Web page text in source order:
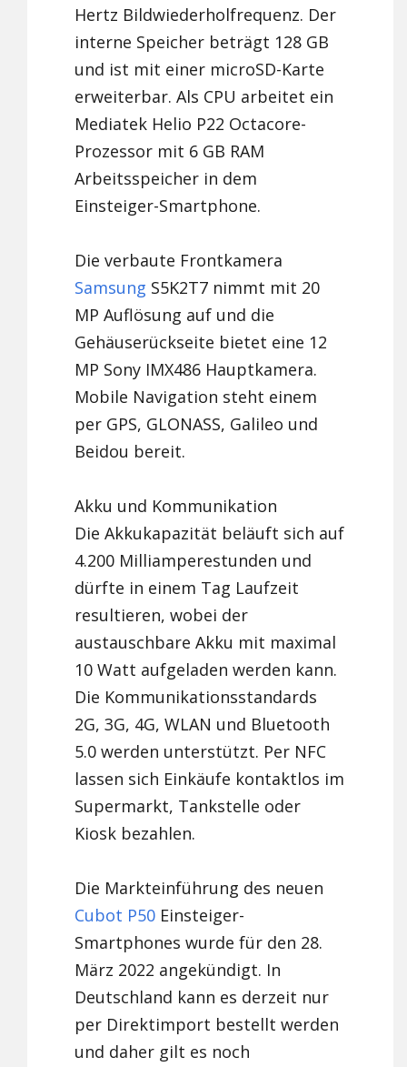
Hertz Bildwiederholfrequenz. Der
interne Speicher beträgt 128 GB
und ist mit einer microSD-Karte
erweiterbar. Als CPU arbeitet ein
Mediatek Helio P22 Octacore-
Prozessor mit 6 GB RAM
Arbeitsspeicher in dem
Einsteiger-Smartphone.
Die verbaute Frontkamera
Samsung S5K2T7 nimmt mit 20
MP Auflösung auf und die
Gehäuserückseite bietet eine 12
MP Sony IMX486 Hauptkamera.
Mobile Navigation steht einem
per GPS, GLONASS, Galileo und
Beidou bereit.
Akku und Kommunikation
Die Akkukapazität beläuft sich auf
4.200 Milliamperestunden und
dürfte in einem Tag Laufzeit
resultieren, wobei der
austauschbare Akku mit maximal
10 Watt aufgeladen werden kann.
Die Kommunikationsstandards
2G, 3G, 4G, WLAN und Bluetooth
5.0 werden unterstützt. Per NFC
lassen sich Einkäufe kontaktlos im
Supermarkt, Tankstelle oder
Kiosk bezahlen.
Die Markteinführung des neuen
Cubot P50 Einsteiger-
Smartphones wurde für den 28.
März 2022 angekündigt. In
Deutschland kann es derzeit nur
per Direktimport bestellt werden
und daher gilt es noch